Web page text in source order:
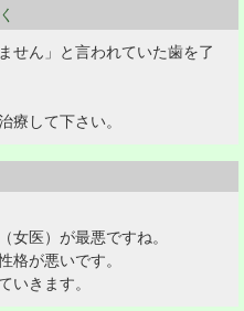
せん」と言われていた歯を了
療して下さい。
女医）が最悪ですね。
格が悪いです。
いきます。